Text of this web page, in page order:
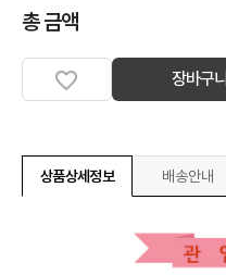
총 금액
장바구니
상품상세정보 배송안내